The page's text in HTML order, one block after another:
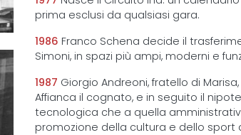
prima esclusi da qualsiasi gara.
1986 Franco Schena decide il
Simoni, in spazi più ampi, moderni e
1987 Giorgio Andreoni, fratello di
Affianca il cognato, e in seguito il
tecnologica che a quella
promozione della cultura e dello sport